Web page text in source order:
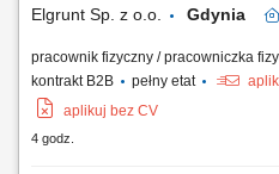
Elgrunt Sp. z o.o. Gdynia
pracownik fizyczny / pracowniczka
kontrakt B2B
pełny etat
aplikuj bez CV
4 godz.